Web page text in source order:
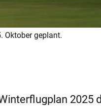
Oktober geplant.
2025